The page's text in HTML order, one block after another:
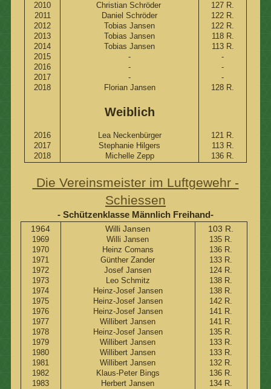
2010
2011
2012
2013
2014
2015
2016
2017
2018
2016
2017
2018
Christian Schröder
Daniel Schröder
Tobias Jansen
Tobias Jansen
Tobias Jansen
-
-
-
Florian Jansen
Weiblich
Lea Neckenbürger
Stephanie Hilgers
Michelle Zepp
127 R.
122 R.
122 R.
118 R.
113 R.
-
-
-
128 R.
121 R.
113 R.
136 R.
Die Vereinsmeister im Luftgewehr -
Schiessen
- Schützenklasse Männlich Freihand-
1964
1969
1970
1971
1972
1973
1974
1975
1976
1977
1978
1979
1980
1981
1982
1983
Willi Jansen
Willi Jansen
Heinz Comans
Günther Zander
Josef Jansen
Leo Schmitz
Heinz-Josef Jansen
Heinz-Josef Jansen
Heinz-Josef Jansen
Willibert Jansen
Heinz-Josef Jansen
Willibert Jansen
Willibert Jansen
Willibert Jansen
Klaus-Peter Bings
Herbert Jansen
103 R.
135 R.
136 R.
133 R.
124 R.
138 R.
138 R.
142 R.
141 R.
141 R.
135 R.
133 R.
133 R.
132 R.
136 R.
134 R.